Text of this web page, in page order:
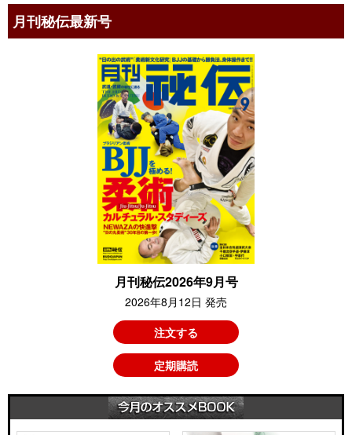
月刊秘伝最新号
月刊秘伝2026年9月号
2026年8月12日 発売
注文する
定期購読